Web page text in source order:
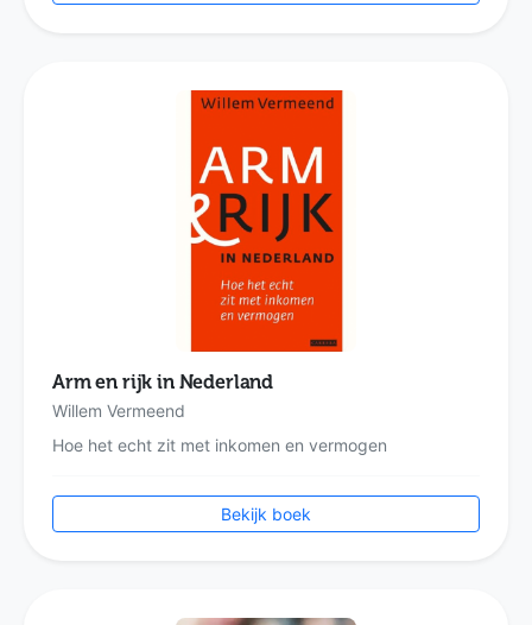
Arm en rijk in Nederland
Willem Vermeend
Hoe het echt zit met inkomen en vermogen
Bekijk boek